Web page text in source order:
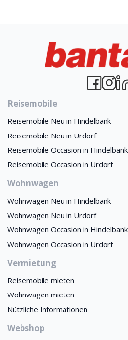
Reisemobile
Reisemobile Neu in Hindelbank
Reisemobile Neu in Urdorf
Reisemobile Occasion in Hindelbank
Reisemobile Occasion in Urdorf
Wohnwagen
Wohnwagen Neu in Hindelbank
Wohnwagen Neu in Urdorf
Wohnwagen Occasion in Hindelbank
Wohnwagen Occasion in Urdorf
Vermietung
Reisemobile mieten
Wohnwagen mieten
Nützliche Informationen
Webshop